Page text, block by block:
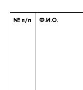
№ п/п Ф.И.О.